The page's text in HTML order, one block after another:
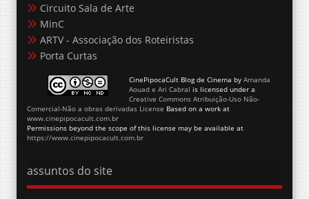
Circuito Sala de Arte
MinC
ARTV - Associação dos Roteiristas
Porta Curtas
CinePipocaCult Blog de Cinema by Amanda
Aouad e Ari Cabral is licensed under a
Creative Commons Atribuição-Uso Não-
Comercial-Não a obras derivadas License Based on a work at
www.cinepipocacult.com.br
Permissions beyond the scope of this license may be available at
https://www.cinepipocacult.com.br
assuntos do site